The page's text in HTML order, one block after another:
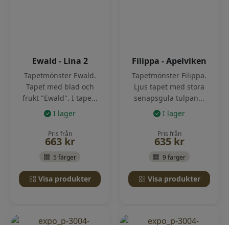
Ewald - Lina 2
Tapetmönster Ewald.
Tapet med blad och
frukt "Ewald". I tape...
I lager
Pris från
663 kr
5 färger
Visa produkter
Filippa - Apelviken
Tapetmönster Filippa.
Ljus tapet med stora
senapsgula tulpan...
I lager
Pris från
635 kr
9 färger
Visa produkter